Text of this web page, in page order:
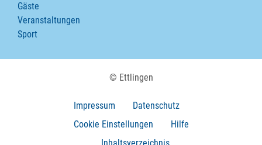
Gäste
Veranstaltungen
Sport
© Ettlingen
Impressum
Datenschutz
Cookie Einstellungen
Hilfe